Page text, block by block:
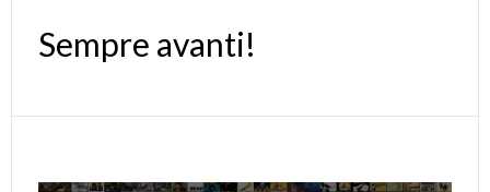
Sempre avanti!